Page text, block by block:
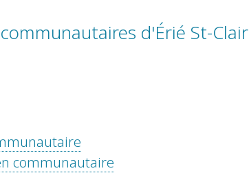
d'Érié St-Clair
communautaire